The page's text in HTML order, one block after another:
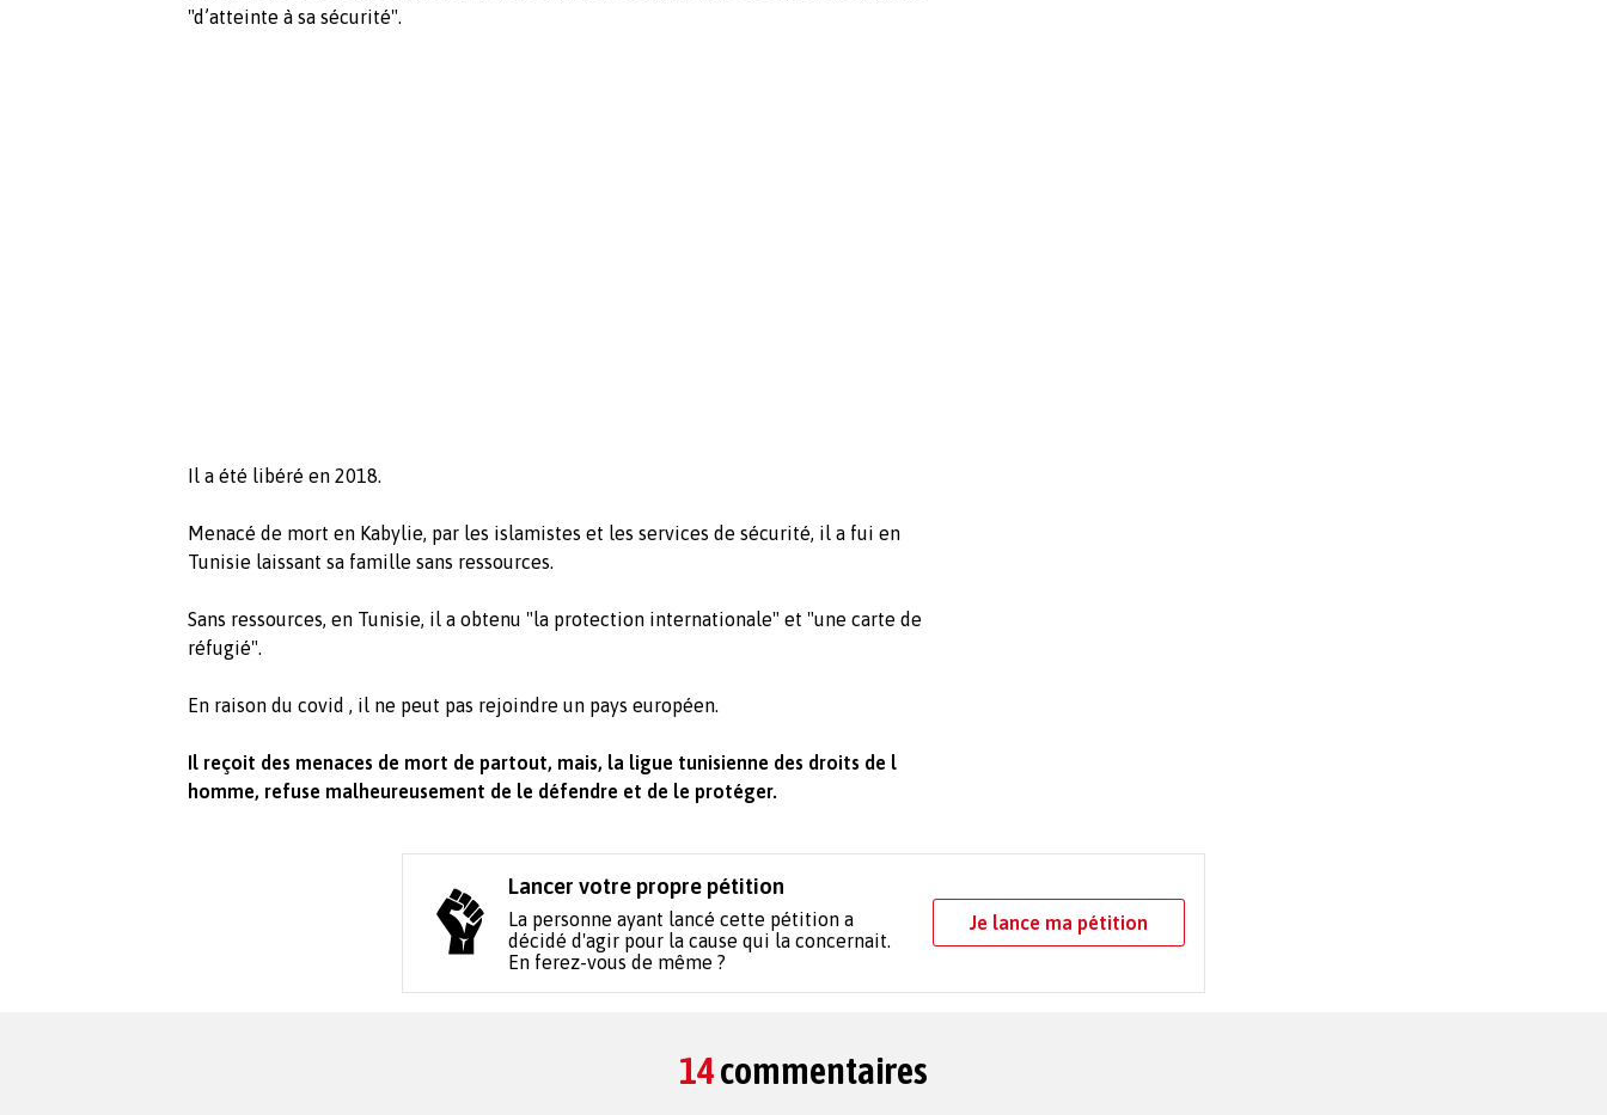
"d’atteinte à sa sécurité".
Il a été libéré en 2018.
Menacé de mort en Kabylie, par les islamistes et les services de sécurité, il a fui en
Tunisie laissant sa famille sans ressources.
Sans ressources, en Tunisie, il a obtenu "la protection internationale" et "une carte de
réfugié".
En raison du covid , il ne peut pas rejoindre un pays européen.
Il reçoit des menaces de mort de partout, mais, la ligue tunisienne des droits de l
homme, refuse malheureusement de le défendre et de le protéger.
Lancer votre propre pétition
La personne ayant lancé cette pétition a
décidé d'agir pour la cause qui la concernait.
En ferez-vous de même ?
Je lance ma pétition
14commentaires